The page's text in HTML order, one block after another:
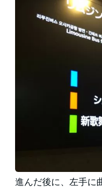
進んだ後に、左手に